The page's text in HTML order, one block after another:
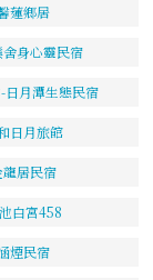
蓮鄉居
身心靈民宿
日月潭生態民宿
日月旅館
龍居民宿
白宮458
煙民宿